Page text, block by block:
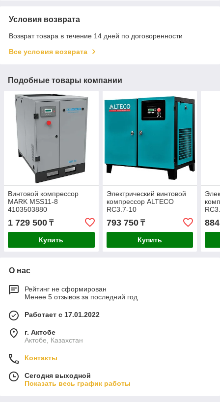
Условия возврата
Возврат товара в течение 14 дней по договоренности
Все условия возврата
Подобные товары компании
Винтовой компрессор
MARK MSS11-8
4103503880
1 729 500 ₸
Купить
Электрический винтовой
компрессор ALTECO
RC3.7-10
793 750₸
Купить
О нас
Рейтинг не сформирован
Менее 5 отзывов за последний год
Работает с 17.01.2022
г. Актобе
Актобе, Казахстан
Контакты
Сегодня выходной
Показать весь график работы